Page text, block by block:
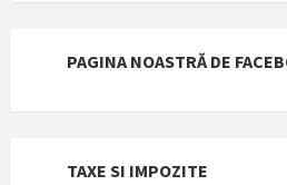
PAGINA NOASTRĂ DE
TAXE SI IMPOZITE